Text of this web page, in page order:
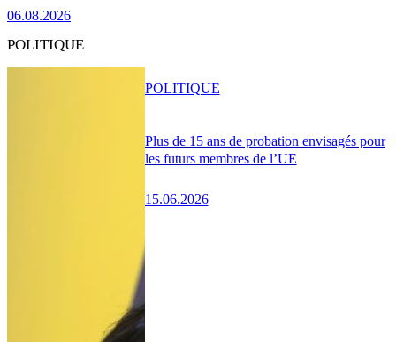
06.08.2026
POLITIQUE
Plus de 15 ans de probation envisagés pour
les futurs membres de l’UE
15.06.2026
POLITIQUE